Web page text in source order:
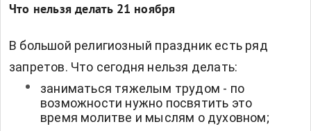
Что нельзя делать 21 ноября
В большой религиозный праздник есть ряд
запретов. Что сегодня нельзя делать:
заниматься тяжелым трудом - по
возможности нужно посвятить это
время молитве и мыслям о духовном;